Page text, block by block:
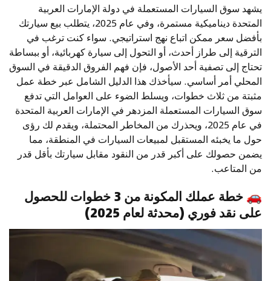
يشهد سوق السيارات المستعملة في دولة الإمارات العربية
المتحدة ديناميكية مستمرة، وفي عام 2025، يتطلب بيع سيارتك
بأفضل سعر ممكن اتباع نهج استراتيجي. سواء كنت ترغب في
الترقية إلى طراز أحدث، أو التحول إلى سيارة كهربائية، أو ببساطة
تحتاج إلى تصفية أحد الأصول، فإن فهم الفروق الدقيقة في السوق
المحلي أمر أساسي. سيأخذك هذا الدليل الشامل عبر خطة عمل
مثبتة من ثلاث خطوات، ويسلط الضوء على العوامل التي تدفع
سوق السيارات المستعملة المزدهر في الإمارات العربية المتحدة
في عام 2025، ويحذرك من المخاطر المحتملة، ويقدم لك رؤى
حول ما يخبئه المستقبل لمبيعات السيارات في المنطقة، مما
يضمن حصولك على أكبر قدر من النقود مقابل سيارتك بأقل قدر
من المتاعب.
🚗
خطة عملك المكونة من 3 خطوات للحصول
على نقد فوري (محدثة لعام 2025)